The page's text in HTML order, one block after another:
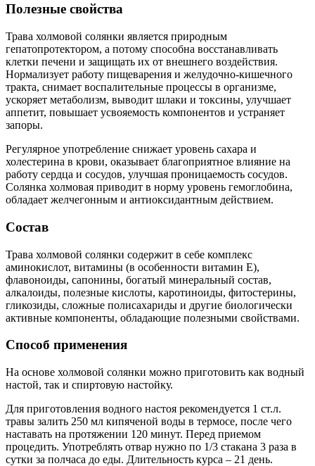
Полезные свойства
Трава холмовой солянки является природным
гепатопротектором, а потому способна восстанавливать
клетки печени и защищать их от внешнего воздействия.
Нормализует работу пищеварения и желудочно-кишечного
тракта, снимает воспалительные процессы в организме,
ускоряет метаболизм, выводит шлаки и токсины, улучшает
аппетит, повышает усвояемость компонентов и устраняет
запоры.
Регулярное употребление снижает уровень сахара и
холестерина в крови, оказывает благоприятное влияние на
работу сердца и сосудов, улучшая проницаемость сосудов.
Солянка холмовая приводит в норму уровень гемоглобина,
обладает желчегонным и антиоксидантным действием.
Состав
Трава холмовой солянки содержит в себе комплекс
аминокислот, витамины (в особенности витамин Е),
флавоноиды, сапонины, богатый минеральный состав,
алкалоиды, полезные кислоты, каротиноиды, фитостерины,
гликозиды, сложные полисахариды и другие биологически
активные компоненты, обладающие полезными свойствами.
Способ применения
На основе холмовой солянки можно приготовить как водный
настой, так и спиртовую настойку.
Для приготовления водного настоя рекомендуется 1 ст.л.
травы залить 250 мл кипяченой воды в термосе, после чего
наставать на протяжении 120 минут. Перед приемом
процедить. Употреблять отвар нужно по 1/3 стакана 3 раза в
сутки за полчаса до еды. Длительность курса – 21 день.